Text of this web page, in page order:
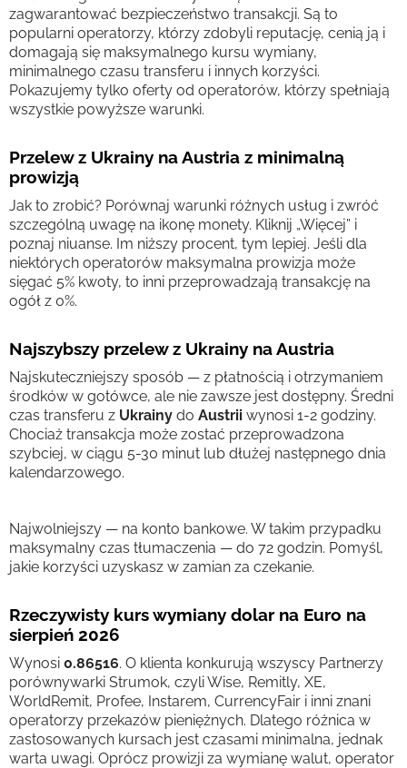
zagwarantować bezpieczeństwo transakcji. Są to
popularni operatorzy, którzy zdobyli reputację, cenią ją i
domagają się maksymalnego kursu wymiany,
minimalnego czasu transferu i innych korzyści.
Pokazujemy tylko oferty od operatorów, którzy spełniają
wszystkie powyższe warunki.
Przelew z Ukrainy na Austria z minimalną
prowizją
Jak to zrobić? Porównaj warunki różnych usług i zwróć
szczególną uwagę na ikonę monety. Kliknij „Więcej” i
poznaj niuanse. Im niższy procent, tym lepiej. Jeśli dla
niektórych operatorów maksymalna prowizja może
sięgać 5% kwoty, to inni przeprowadzają transakcję na
ogół z 0%.
Najszybszy przelew z Ukrainy na Austria
Najskuteczniejszy sposób — z płatnością i otrzymaniem
środków w gotówce, ale nie zawsze jest dostępny. Średni
czas transferu z Ukrainy do Austrii wynosi 1-2 godziny.
Chociaż transakcja może zostać przeprowadzona
szybciej, w ciągu 5-30 minut lub dłużej następnego dnia
kalendarzowego.
Najwolniejszy — na konto bankowe. W takim przypadku
maksymalny czas tłumaczenia — do 72 godzin. Pomyśl,
jakie korzyści uzyskasz w zamian za czekanie.
Rzeczywisty kurs wymiany dolar na Euro na
sierpień 2026
Wynosi 0.86516. O klienta konkurują wszyscy Partnerzy
porównywarki Strumok, czyli Wise, Remitly, XE,
WorldRemit, Profee, Instarem, CurrencyFair i inni znani
operatorzy przekazów pieniężnych. Dlatego różnica w
zastosowanych kursach jest czasami minimalna, jednak
warta uwagi. Oprócz prowizji za wymianę walut, operator